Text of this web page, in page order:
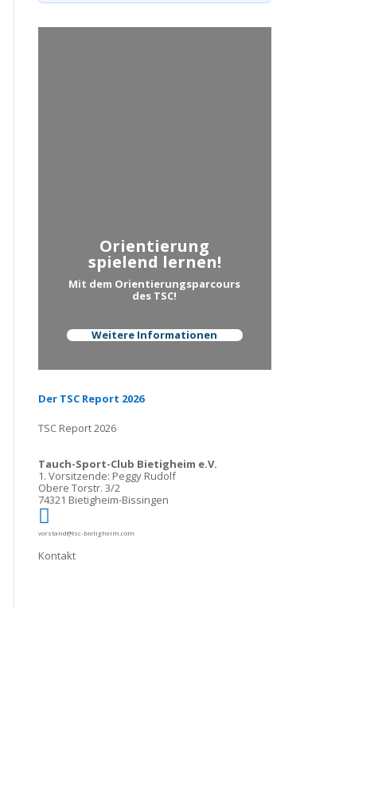
Orientierung
spielend lernen!
Mit dem Orientierungsparcours
des TSC!
Weitere Informationen
Der TSC Report 2026
TSC Report 2026
Tauch-Sport-Club Bietigheim e.V.
1. Vorsitzende: Peggy Rudolf
Obere Torstr. 3/2
74321 Bietigheim-Bissingen

vorstand@tsc-bietigheim.com
Kontakt